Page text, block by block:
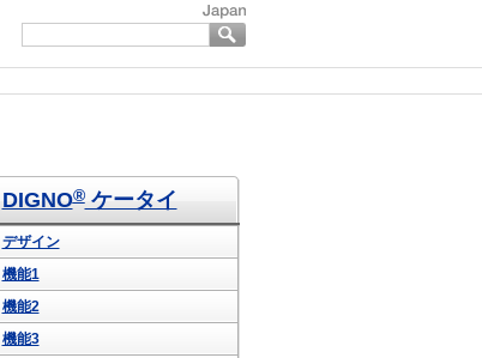
DIGNO®ケータイ
デザイン
機能1
機能2
機能3